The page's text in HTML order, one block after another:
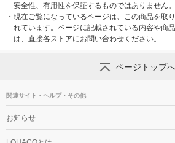
安全性、有用性を保証するものではありません。
・ 現在ご覧になっているページは、この商品を取
れています。ページに記載されている内容や商
は、直接各ストアにお問い合わせください。
ページトップへ
関連サイト・ヘルプ・その他
お知らせ